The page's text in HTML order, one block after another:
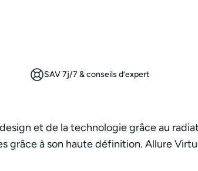
SAV 7j/7 & conseils d’expert
et de la technologie grâce au
grâce à son haute définition. Allure